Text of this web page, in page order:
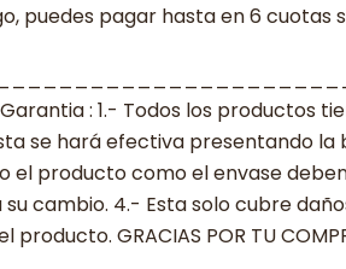
puedes pagar hasta en 6 cuotas
: 1.- Todos los productos
se hará efectiva presentando
el producto como el envase
cambio. 4.- Esta solo cubre
GRACIAS POR TU